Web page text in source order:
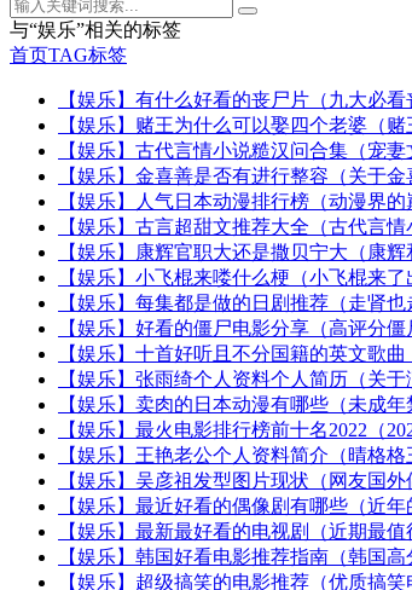
与“娱乐”相关的标签
首页TAG标签
【娱乐】有什么好看的丧尸片（九大必看
【娱乐】赌王为什么可以娶四个老婆（
【娱乐】古代言情小说糙汉问合集（宠妻
【娱乐】金喜善是否有进行整容（关于金
【娱乐】人气日本动漫排行榜（动漫界的
【娱乐】古言超甜文推荐大全（古代言情
【娱乐】康辉官职大还是撒贝宁大（康辉
【娱乐】小飞棍来喽什么梗（小飞棍来了
【娱乐】每集都是做的日剧推荐（走肾也
【娱乐】好看的僵尸电影分享（高评分僵
【娱乐】十首好听且不分国籍的英文歌
【娱乐】张雨绮个人资料个人简历（关于
【娱乐】卖肉的日本动漫有哪些（未成年
【娱乐】最火电影排行榜前十名2022（
【娱乐】王艳老公个人资料简介（晴格格
【娱乐】吴彦祖发型图片现状（网友国外
【娱乐】最近好看的偶像剧有哪些（近年
【娱乐】最新最好看的电视剧（近期最值
【娱乐】韩国好看电影推荐指南（韩国高
【娱乐】超级搞笑的电影推荐（优质搞笑